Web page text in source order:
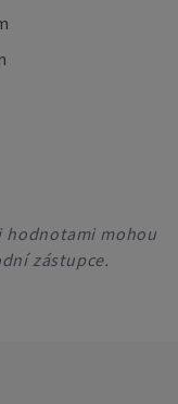
hodnotami mohou
zástupce.